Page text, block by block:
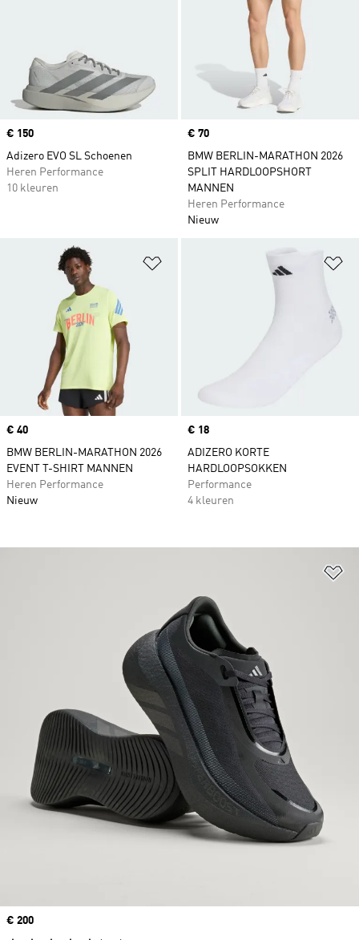
Price
€ 150
Adizero EVO SL Schoenen
Heren Performance
10 kleuren
Price
€ 70
BMW BERLIN-MARATHON 2026
SPLIT HARDLOOPSHORT
MANNEN
Heren Performance
Nieuw
Op verlanglijst zetten
Price
€ 40
BMW BERLIN-MARATHON 2026
EVENT T-SHIRT MANNEN
Heren Performance
Nieuw
Price
€ 18
ADIZERO KORTE
HARDLOOPSOKKEN
Performance
4 kleuren
Price
€ 200